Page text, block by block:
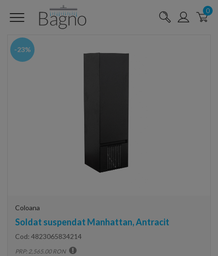
0
-23%
Coloana
Soldat suspendat Manhattan, Antracit
Cod: 4823065834214
PRP: 2,565.00 RON